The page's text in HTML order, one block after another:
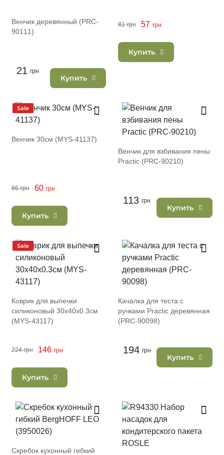
Венчик деревянный (PRC-
90111)
21 грн
Купить
81 грн 57 грн
Купить
Sale
Венчик 30см (MYS-41137)
86 грн 60 грн
Купить
Венчик для взбивания пены
Practic (PRC-90210)
113 грн
Купить
Sale
Коврик для выпечки
силиконовый 30х40х0.3см
(MYS-43117)
224 грн 146 грн
Купить
Качалка для теста с
ручками Practic деревянная
(PRC-90098)
194 грн
Купить
Cкребок кухонный гибкий